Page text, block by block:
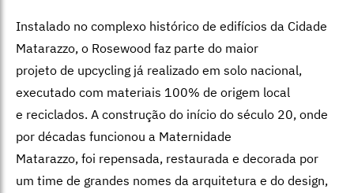
Instalado no complexo histórico de edifícios da Cidade
Matarazzo, o Rosewood faz parte do maior
projeto de upcycling já realizado em solo nacional,
executado com materiais 100% de origem local
e reciclados. A construção do início do século 20, onde
por décadas funcionou a Maternidade
Matarazzo, foi repensada, restaurada e decorada por
um time de grandes nomes da arquitetura e do design,